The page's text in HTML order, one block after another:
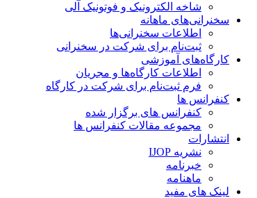
شاخه‌ الکترونیک و فوتونیک آلی
سخنرانی‌های ماهانه
اطلاعات سخنرانی‌‌ها
ثبت‌نام برای شرکت در سخنرانی
کارگاه‌های آموزشی
اطلاعات کارگاه‌ها و مجریان
فرم ثبت‌نام برای شرکت در کارگاه
کنفرانس ها
کنفرانس های برگزار شده
مجموعه مقالات کنفرانس ها
انتشارات
نشریه IJOP
خبرنامه
ماهنامه
لینک های مفید